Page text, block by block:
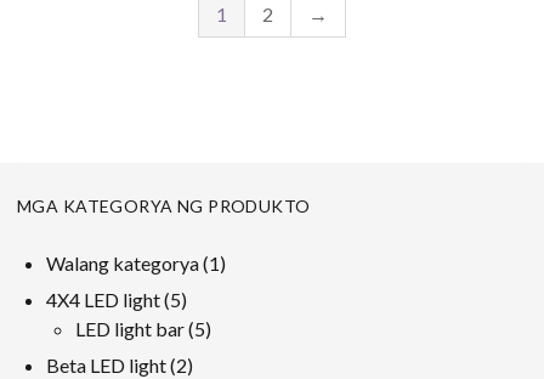
1 2 →
MGA KATEGORYA NG PRODUKTO
Walang kategorya 11
4X4 LED light 55
mga
produkto
LED light bar 55
Beta LED light 22